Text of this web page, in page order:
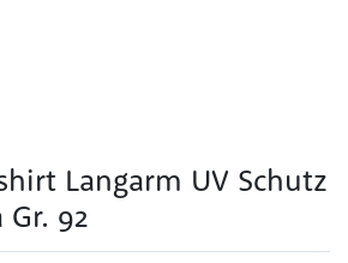
Langarm UV Schutz
Gr. 92